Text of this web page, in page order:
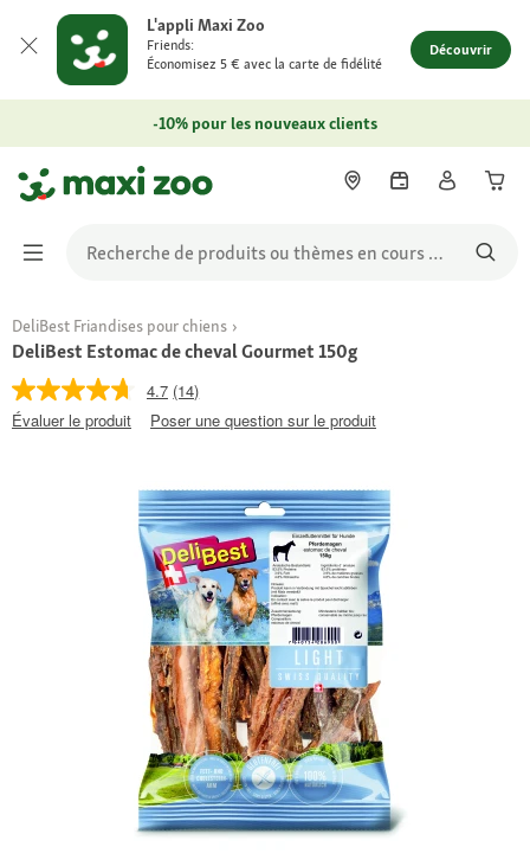
L'appli Maxi Zoo
Friends:
Économisez 5 € avec la carte de fidélité
Découvrir
-10% pour les nouveaux clients
DeliBest Friandises pour chiens
DeliBest Estomac de cheval Gourmet 150g
4.7 (14)
Évaluer le produit
Poser une question sur le produit